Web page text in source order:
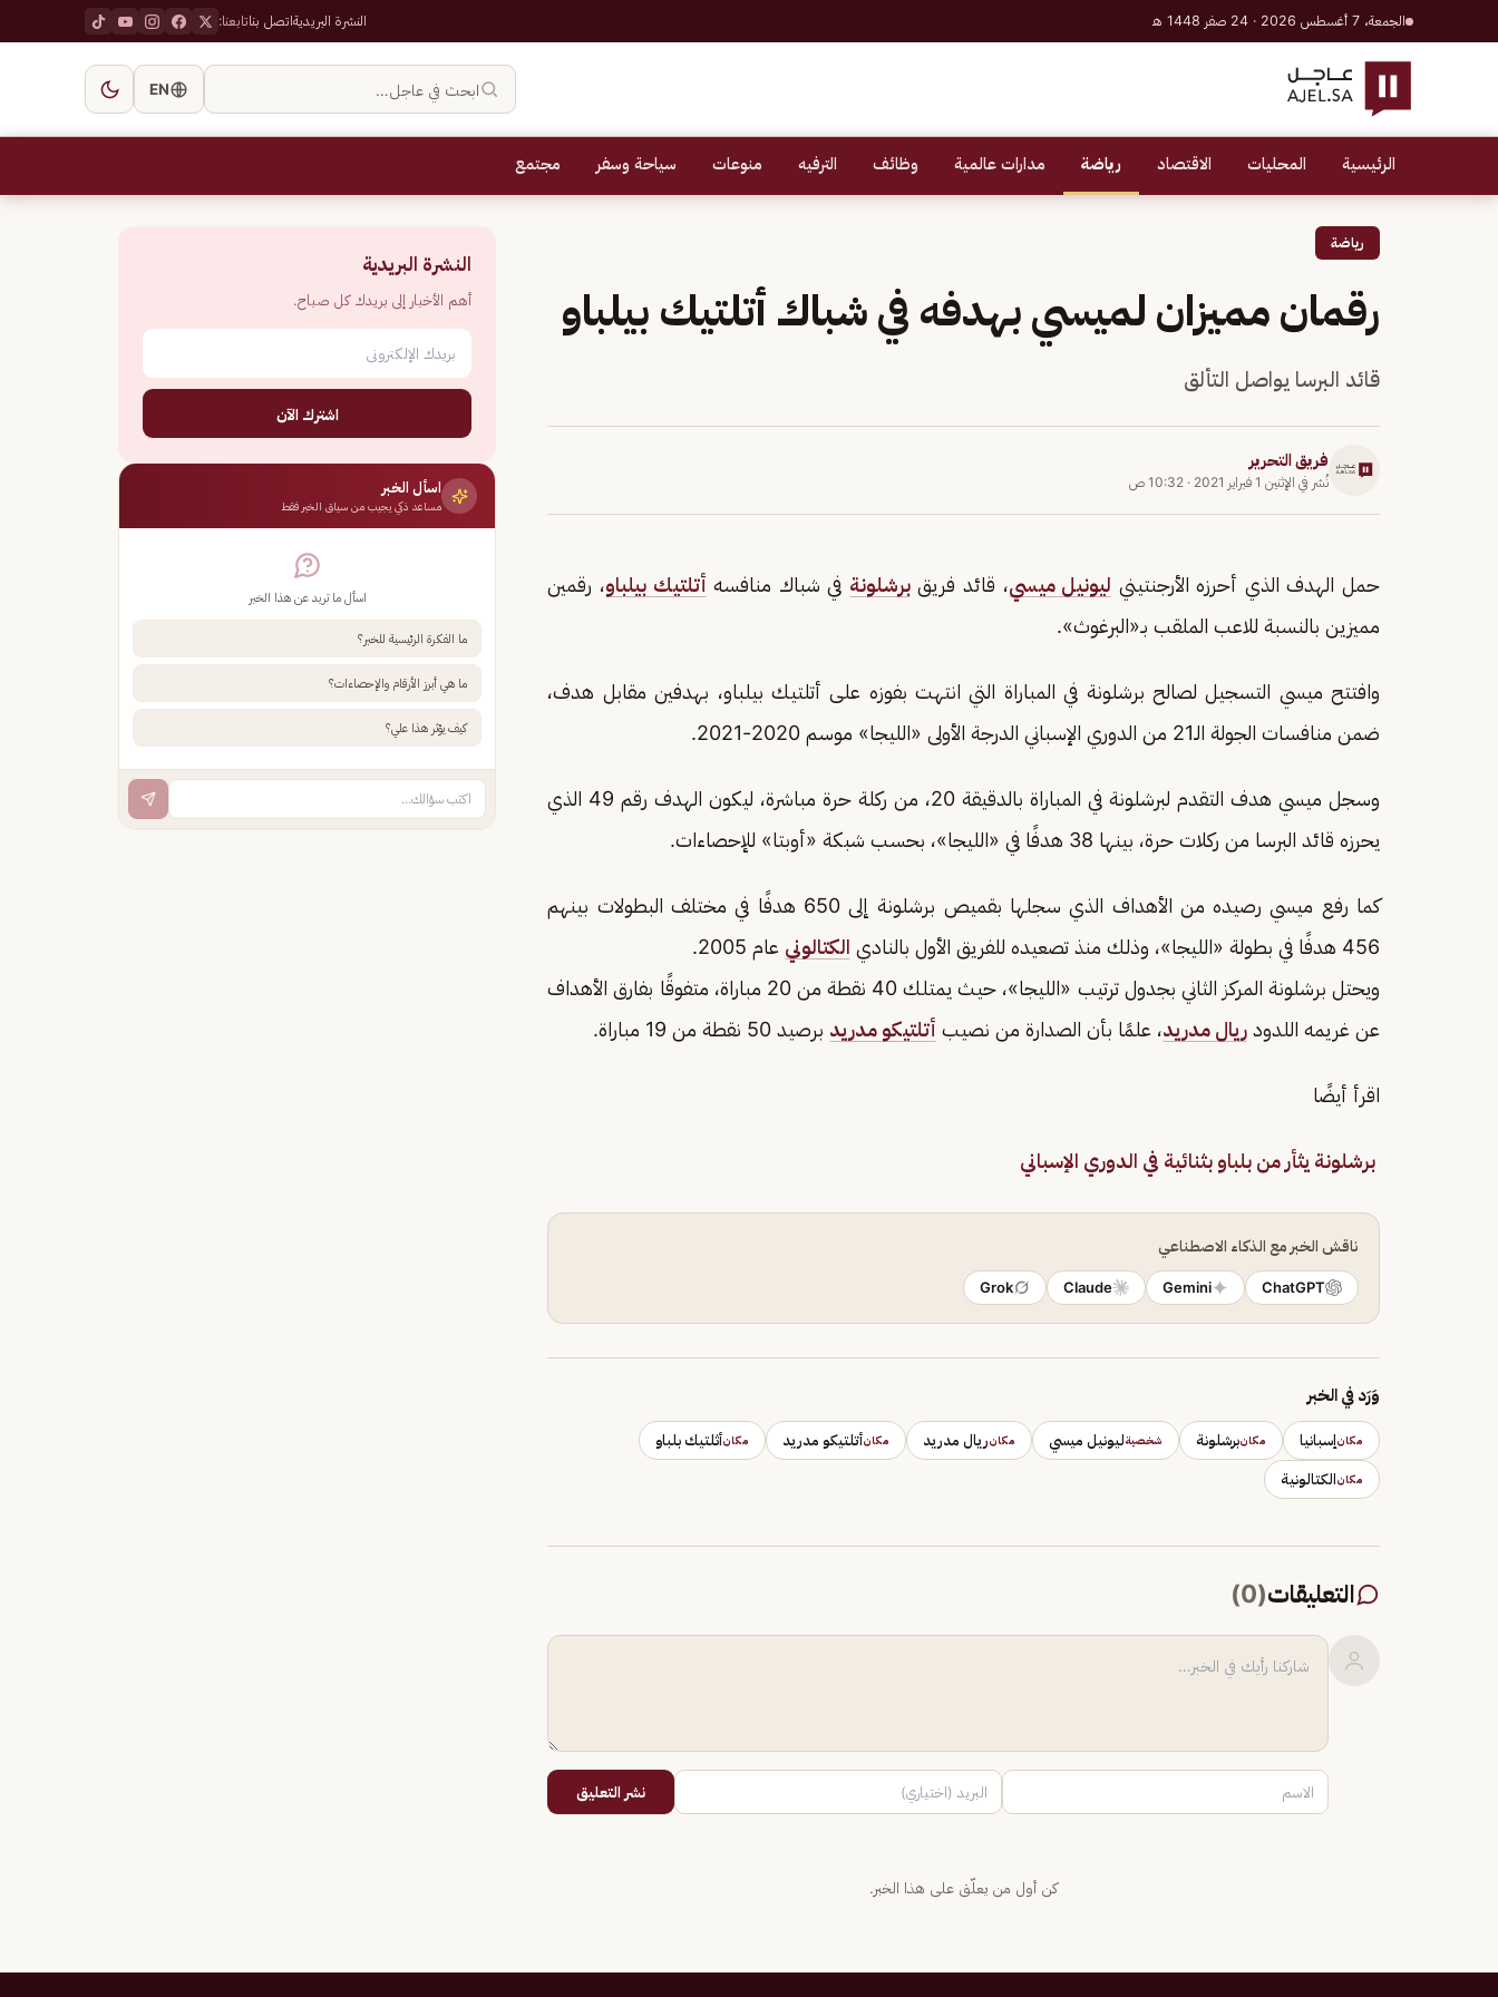
الجمعة، 7 أغسطس 2026 · 24 صفر 1448 هـ النشرة البريديةاتصل بناتابعنا:
ابحث في عاجل… EN
الرئيسية المحليات الاقتصاد رياضة مدارات عالمية وظائف الترفيه منوعات سياحة وسفر مجتمع
رياضة
رقمان مميزان لميسي بهدفه في شباك أتلتيك بيلباو
قائد البرسا يواصل التألق
فريق التحرير
نُشر في الإثنين 1 فبراير 2021 · 10:32 ص
حمل الهدف الذي أحرزه الأرجنتيني ليونيل ميسي، قائد فريقبرشلونة في شباك منافسه أتلتيك بيلباو، رقمين
مميزين بالنسبة للاعب الملقب بـ«البرغوث».
وافتتح ميسي التسجيل لصالح برشلونة في المباراة التي انتهت بفوزه على أتلتيك بيلباو، بهدفين مقابل هدف،
ضمن منافسات الجولة الـ21 من الدوري الإسباني الدرجة الأولى «الليجا» موسم 2020-2021.
وسجل ميسي هدف التقدم لبرشلونة في المباراة بالدقيقة 20، من ركلة حرة مباشرة، ليكون الهدف رقم 49 الذي
يحرزه قائد البرسا من ركلات حرة، بينها 38 هدفًا في «الليجا»، بحسب شبكة «أوبتا» للإحصاءات.
كما رفع ميسي رصيده من الأهداف الذي سجلها بقميص برشلونة إلى 650 هدفًا في مختلف البطولات بينهم
456 هدفًا في بطولة «الليجا»، وذلك منذ تصعيده للفريق الأول بالنادي
الكتالوني عام 2005.
ويحتل برشلونة المركز الثاني بجدول ترتيب «الليجا»، حيث يمتلك 40 نقطة من 20 مباراة، متفوقًا بفارق الأهداف
عن غريمه اللدود ريال مدريد، علمًا بأن الصدارة من نصيب أتلتيكو مدريد برصيد 50 نقطة من 19 مباراة.
اقرأ أيضًا
برشلونة يثأر من بلباو بثنائية في الدوري الإسباني
ناقش الخبر مع الذكاء الاصطناعي
ChatGPT
Gemini
Claude
Grok
وَرَد في الخبر
مكانإسبانيا مكانبرشلونة شخصيةليونيل ميسي مكانريال مدريد مكانأتلتيكو مدريد مكانأثلتيك بلباو
مكانالكتالونية
التعليقات(
0
)
نشر التعليق
كن أول من يعلّق على هذا الخبر.
النشرة البريدية
أهم الأخبار إلى بريدك كل صباح.
اشترك الآن
اسأل الخبر
مساعد ذكي يجيب من سياق الخبر فقط
اسأل ما تريد عن هذا الخبر
ما الفكرة الرئيسية للخبر؟
ما هي أبرز الأرقام والإحصاءات؟
كيف يؤثر هذا علي؟